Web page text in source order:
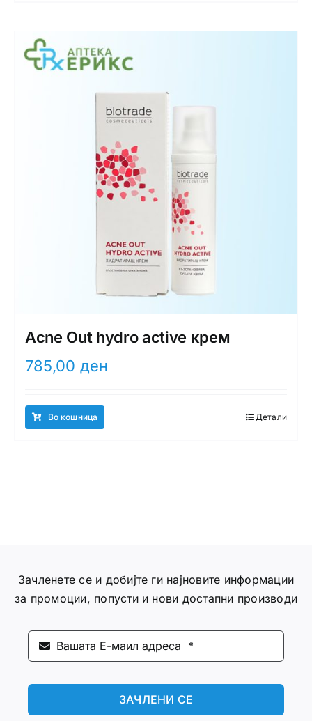
Acne Out hydro activе крем
785,00 ден
Во кошница Детали
Зачленете се и добијте ги најновите информации
за промоции, попусти и нови достапни производи
ЗАЧЛЕНИ СЕ